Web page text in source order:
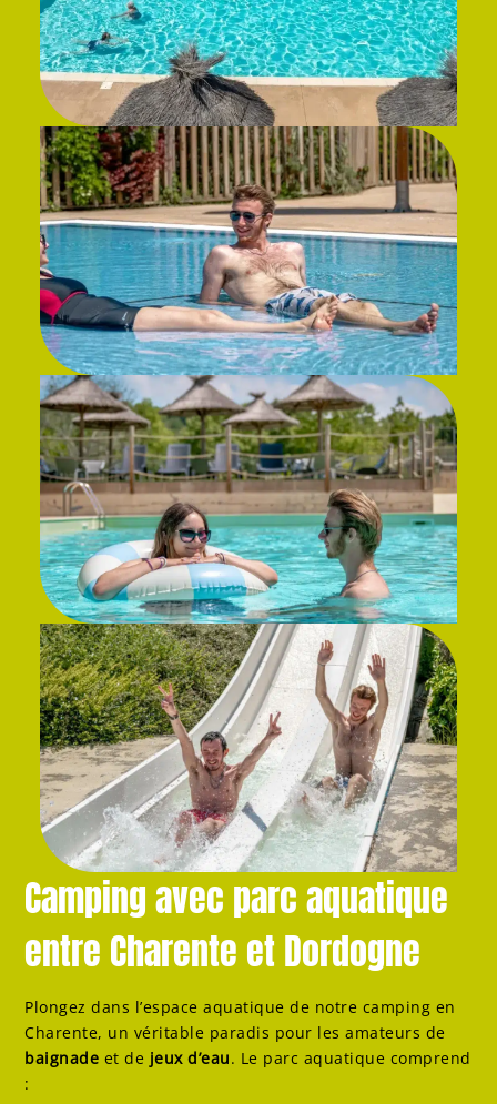
Camping avec parc aquatique
entre Charente et Dordogne
Plongez dans l’espace aquatique de notre camping en
Charente, un véritable paradis pour les amateurs de
baignade et de jeux d’eau. Le parc aquatique comprend
: